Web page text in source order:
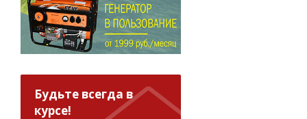
Будьте всегда в
курсе!